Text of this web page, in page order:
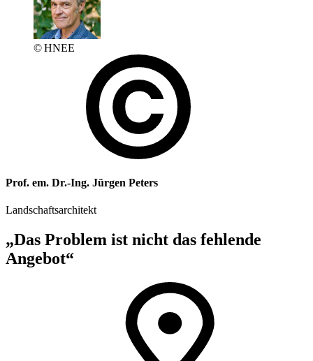
© HNEE
Prof. em. Dr.-Ing. Jürgen Peters
Landschaftsarchitekt
„Das Problem ist nicht das fehlende
Angebot“